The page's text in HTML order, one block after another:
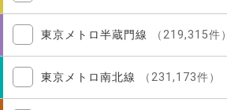
東京メトロ半蔵門線 （219,315件）
東京メトロ南北線 （231,173件）